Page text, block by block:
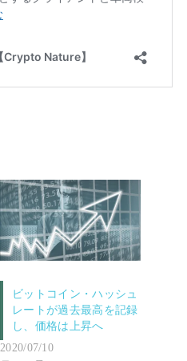
ビットコイン・ハッシュ
レートが過去最高を記録
し、価格は上昇へ
2020/07/10